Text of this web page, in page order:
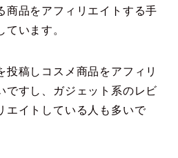
商品をアフィリエイトする手
います。
投稿しコスメ商品をアフィリ
ですし、ガジェット系のレビ
エイトしている人も多いで